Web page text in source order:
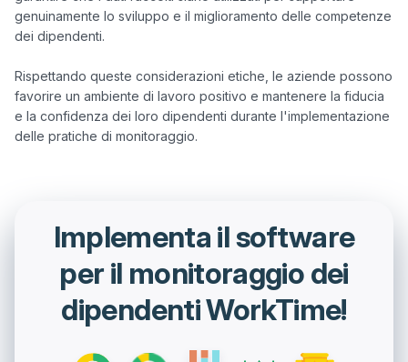
genuinamente lo sviluppo e il miglioramento delle competenze
dei dipendenti.
Rispettando queste considerazioni etiche, le aziende possono
favorire un ambiente di lavoro positivo e mantenere la fiducia
e la confidenza dei loro dipendenti durante l'implementazione
Implementa il software
per il monitoraggio dei
dipendenti WorkTime!